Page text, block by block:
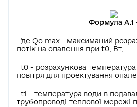
Формула А.1
'де Qo.max - максиманий
потік на опалення при t0, Вт;
t0 - розрахункова
повітря для проектування
t1 - температура води в
трубопроводі теплової мережі